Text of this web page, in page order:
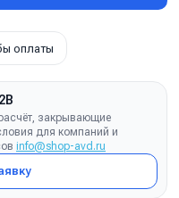
оплаты
закрывающие
для компаний и
info@shop-avd.ru